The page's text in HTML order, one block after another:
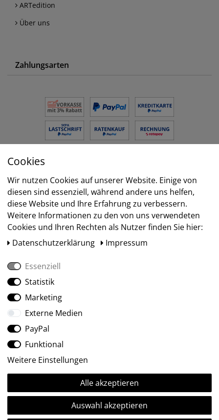
ARTedition
Über uns
Zahlungsarten
Versand
Social Media
Ⓒ2009-2026 ARTland GmbH • Alle Rechte vorbehalten.
Cookies
Wir nutzen Cookies auf unserer Website. Einige von
diesen sind essenziell, während andere uns helfen,
diese Website und Ihre Erfahrung zu verbessern.
Weitere Informationen zu den von uns verwendeten
Cookies und Ihren Rechten als Nutzer finden Sie hier:
Daten­schutz­erklärung
Impressum
Essenziell
Statistik
Marketing
Externe Medien
PayPal
Funktional
Weitere Einstellungen
Alle akzeptieren
Auswahl akzeptieren